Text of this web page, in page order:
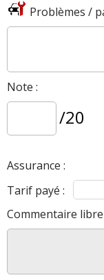
1.8 VVTI 133 ch,
122 ch.
Fiche
Problèmes /
Note :
/20
Assurance :
Tarif payé :
Commentaire libre